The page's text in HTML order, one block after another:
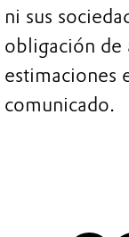
ni sus
obligación de
estimaciones
comunicado.